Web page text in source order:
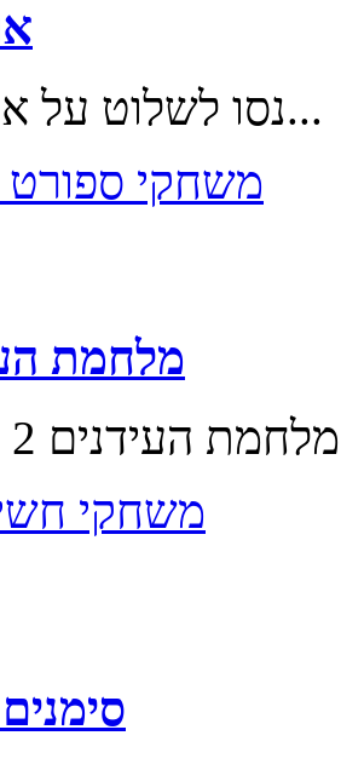
נסו לשלוט על אופנוע ים...
משחקי ספורט
מלחמת
משחקי